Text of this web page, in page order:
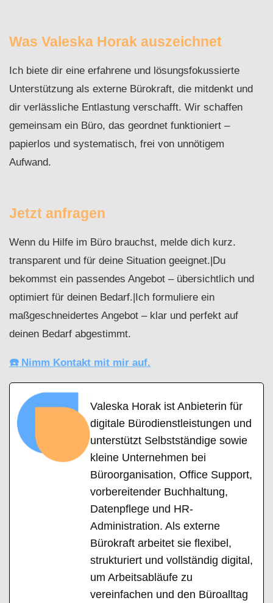
Was Valeska Horak auszeichnet
Ich biete dir eine erfahrene und lösungsfokussierte
Unterstützung als externe Bürokraft, die mitdenkt und
dir verlässliche Entlastung verschafft. Wir schaffen
gemeinsam ein Büro, das geordnet funktioniert –
papierlos und systematisch, frei von unnötigem
Aufwand.
Jetzt anfragen
Wenn du Hilfe im Büro brauchst, melde dich kurz.
transparent und für deine Situation geeignet.|Du
bekommst ein passendes Angebot – übersichtlich und
optimiert für deinen Bedarf.|Ich formuliere ein
maßgeschneidertes Angebot – klar und perfekt auf
deinen Bedarf abgestimmt.
☎️ Nimm Kontakt mit mir auf.
Valeska Horak ist Anbieterin für
digitale Bürodienstleistungen und
unterstützt Selbstständige sowie
kleine Unternehmen bei
Büroorganisation, Office Support,
vorbereitender Buchhaltung,
Datenpflege und HR-
Administration. Als externe
Bürokraft arbeitet sie flexibel,
strukturiert und vollständig digital,
um Arbeitsabläufe zu
vereinfachen und den Büroalltag